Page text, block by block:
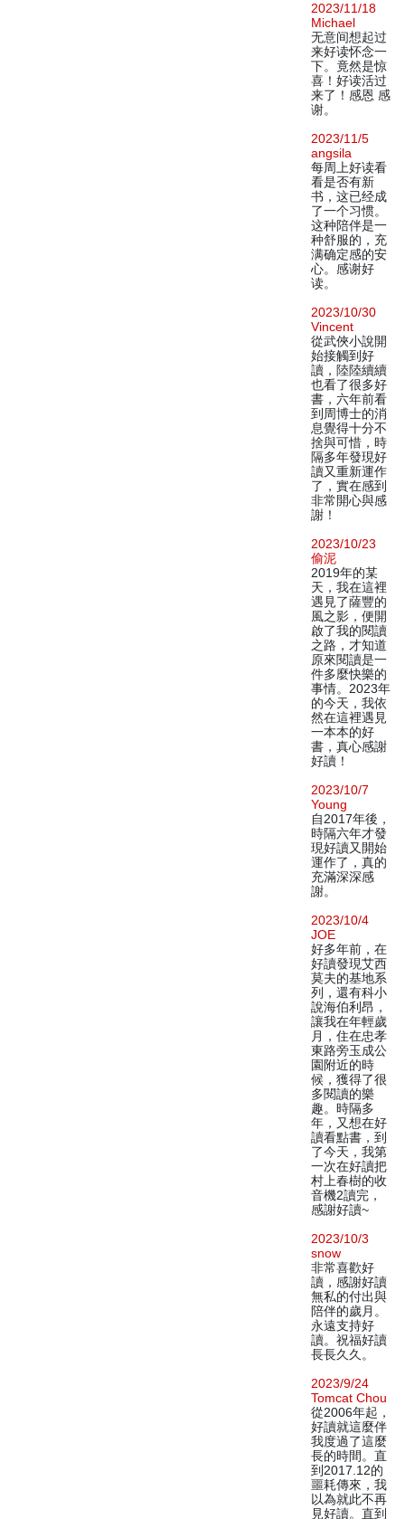
2023/11/18
Michael
无意间想起过
来好读怀念一
下。竟然是惊
喜！好读活过
来了！感恩 感
谢。
2023/11/5
angsila
每周上好读看
看是否有新
书，这已经成
了一个习惯。
这种陪伴是一
种舒服的，充
满确定感的安
心。感谢好
读。
2023/10/30
Vincent
從武俠小說開
始接觸到好
讀，陸陸續續
也看了很多好
書，六年前看
到周博士的消
息覺得十分不
捨與可惜，時
隔多年發現好
讀又重新運作
了，實在感到
非常開心與感
謝！
2023/10/23
偷泥
2019年的某
天，我在這裡
遇見了薩豐的
風之影，便開
啟了我的閱讀
之路，才知道
原來閱讀是一
件多麼快樂的
事情。2023年
的今天，我依
然在這裡遇見
一本本的好
書，真心感謝
好讀！
2023/10/7
Young
自2017年後，
時隔六年才發
現好讀又開始
運作了，真的
充滿深深感
謝。
2023/10/4
JOE
好多年前，在
好讀發現艾西
莫夫的基地系
列，還有科小
說海伯利昂，
讓我在年輕歲
月，住在忠孝
東路旁玉成公
園附近的時
候，獲得了很
多閱讀的樂
趣。時隔多
年，又想在好
讀看點書，到
了今天，我第
一次在好讀把
村上春樹的收
音機2讀完，
感謝好讀~
2023/10/3
snow
非常喜歡好
讀，感謝好讀
無私的付出與
陪伴的歲月。
永遠支持好
讀。祝福好讀
長長久久。
2023/9/24
Tomcat Chou
從2006年起，
好讀就這麼伴
我度過了這麼
長的時間。直
到2017.12的
噩耗傳來，我
以為就此不再
見好讀。直到